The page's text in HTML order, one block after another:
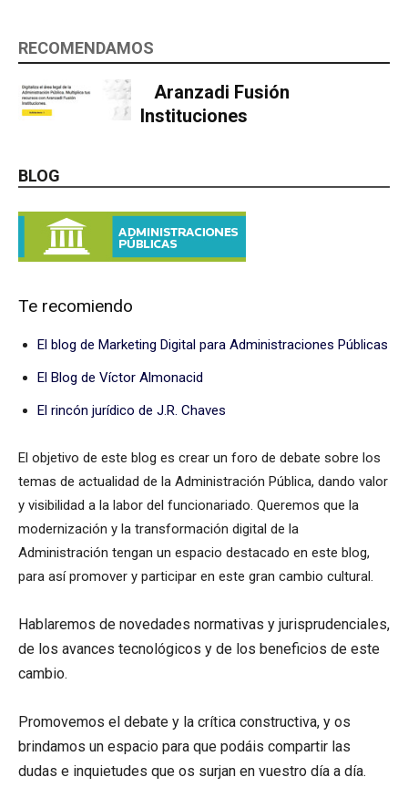
RECOMENDAMOS
Aranzadi Fusión
Instituciones
BLOG
Te recomiendo
El blog de Marketing Digital para Administraciones Públicas
El Blog de Víctor Almonacid
El rincón jurídico de J.R. Chaves
El objetivo de este blog es crear un foro de debate sobre los
temas de actualidad de la Administración Pública, dando valor
y visibilidad a la labor del funcionariado. Queremos que la
modernización y la transformación digital de la
Administración tengan un espacio destacado en este blog,
para así promover y participar en este gran cambio cultural.
Hablaremos de novedades normativas y jurisprudenciales,
de los avances tecnológicos y de los beneficios de este
cambio.
Promovemos el debate y la crítica constructiva, y os
brindamos un espacio para que podáis compartir las
dudas e inquietudes que os surjan en vuestro día a día.